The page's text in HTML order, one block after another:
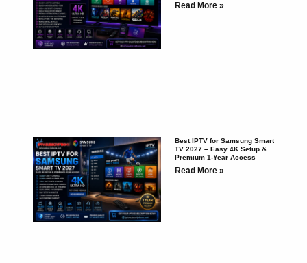
Read More »
Best IPTV for Samsung Smart
TV 2027 – Easy 4K Setup &
Premium 1-Year Access
Read More »